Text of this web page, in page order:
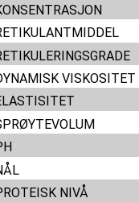
VISKOSITET
NIVÅ